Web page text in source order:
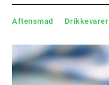
Aftensmad Drikkevarer